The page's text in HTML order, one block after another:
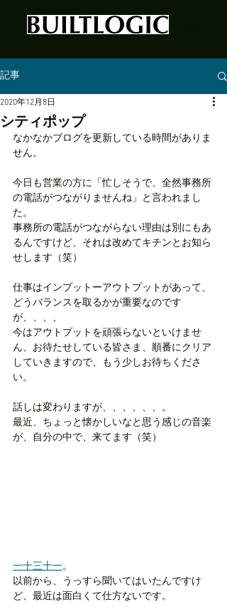
記事
シティポップ
2020年12月8日
なかなかブログを更新している時間がありま
せん。
今日も営業の方に「忙しそうで、全然事務所
の電話がつながりませんね」と言われまし
た。
事務所の電話がつながらない理由は別にもあ
るんですけど、それは改めてキチンとお知ら
せします（笑）
仕事はインプットーアウトプットがあって、
どうバランスを取るかが重要なのです
が、、、、
今はアウトプットを頑張らないといけませ
ん、お待たせしている皆さま、順番にクリア
していきますので、もう少しお待ちくださ
い。
話しは変わりますが、、、、、、。
最近、ちょっと懐かしいなと思う感じの音楽
が、自分の中で、来てます（笑）
一十三十一。
以前から、うっすら聞いてはいたんですけ
ど、最近は面白くて仕方ないです。